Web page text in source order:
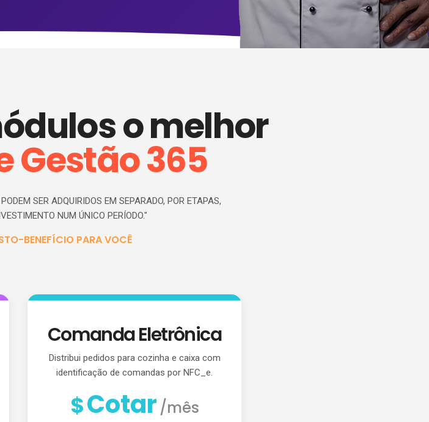
o melhor
Gestão 365
SER ADQUIRIDOS EM SEPARADO, POR ETAPAS,
NUM ÚNICO PERÍODO."
BENEFÍCIO PARA VOCÊ
Comanda Eletrônica
Distribui pedidos para cozinha e caixa com
identificação de comandas por NFC_e.
$Cotar /mês